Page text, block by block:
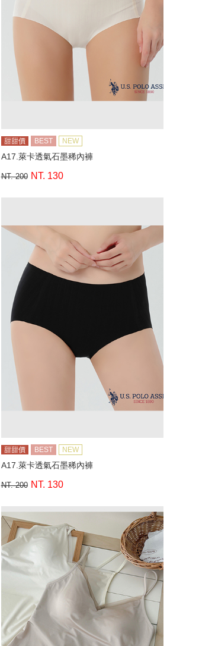
甜甜價 BEST NEW
A17.萊卡透氣石墨稀內褲
NT. 200 NT. 130
甜甜價 BEST NEW
A17.萊卡透氣石墨稀內褲
NT. 200 NT. 130